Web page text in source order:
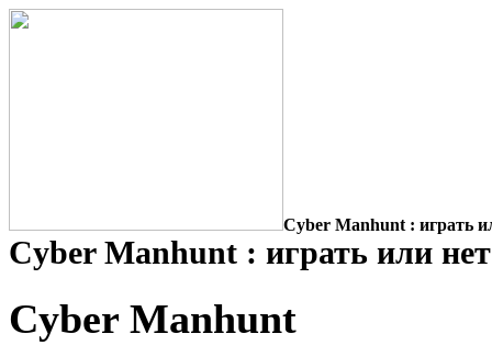
Cyber Manhunt : играть
Cyber Manhunt : играть или
Cyber Manhunt